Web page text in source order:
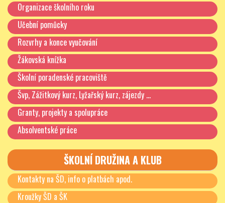
Organizace školního roku
Učební pomůcky
Rozvrhy a konce vyučování
Žákovská knížka
Školní poradenské pracoviště
Švp, Zážitkový kurz, Lyžařský kurz, zájezdy …
Granty, projekty a spolupráce
Absolventské práce
ŠKOLNÍ DRUŽINA A KLUB
Kontakty na ŠD, info o platbách apod.
Kroužky ŠD a ŠK